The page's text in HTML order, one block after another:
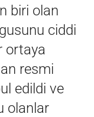
biri olan
ciddi
ortaya
resmi
edildi ve
olanlar